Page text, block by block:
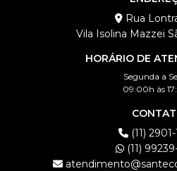
Rua
Vila Isolina Mazzei
HORÁRIO DE
Segunda a
09:00h às
(11)
(11)